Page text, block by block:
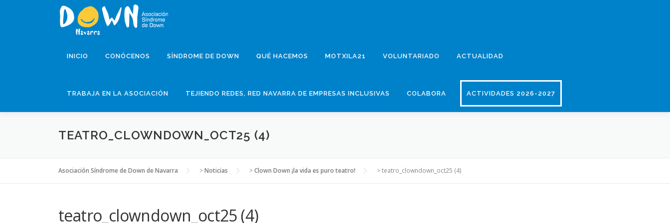
INICIO CONÓCENOS SÍNDROME DE DOWN QUÉ HACEMOS MOTXILA21 VOLUNTARIADO ACTUALIDAD
TRABAJA EN LA ASOCIACIÓN TEJIENDO REDES, RED NAVARRA DE EMPRESAS INCLUSIVAS COLABORA ACTIVIDADES 2026-2027
TEATRO_CLOWNDOWN_OCT25 (4)
Asociación Síndrome de Down de Navarra >Noticias >Clown Down ¡la vida es puro teatro! >teatro_clowndown_oct25 (4)
teatro_clowndown_oct25 (4)